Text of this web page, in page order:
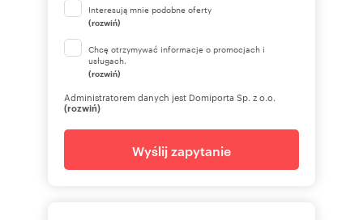
Interesują mnie podobne oferty
(rozwiń)
Chcę otrzymywać informacje o promocjach i
usługach.
(rozwiń)
Administratorem danych jest Domiporta Sp. z o.o.
(rozwiń)
Wyślij zapytanie